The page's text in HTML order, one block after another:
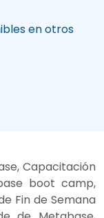
en otros
Capacitación
boot camp,
Fin de Semana